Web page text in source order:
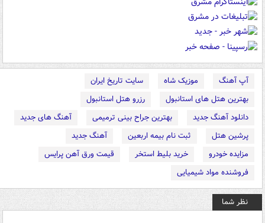
آپ آهنگ موزیک شاه
سایت تاریخ ایران
بهترین هتل های استانبول
رزرو هتل استانبول
دانلود آهنگ جدید
بهترین جراح بینی ترمیمی
آهنگ های جدید
پرشین هتل
ثبت نام بیمه اربعین
آهنگ جدید
مزایده خودرو
خرید بلیط استخر
قیمت ورق آهن پرایس
فروشنده مواد شیمیایی
نظر شما